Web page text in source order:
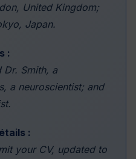
United Kingdom;
Japan.
:
Dr. Smith, a
a neuroscientist; and
:
your CV, updated to